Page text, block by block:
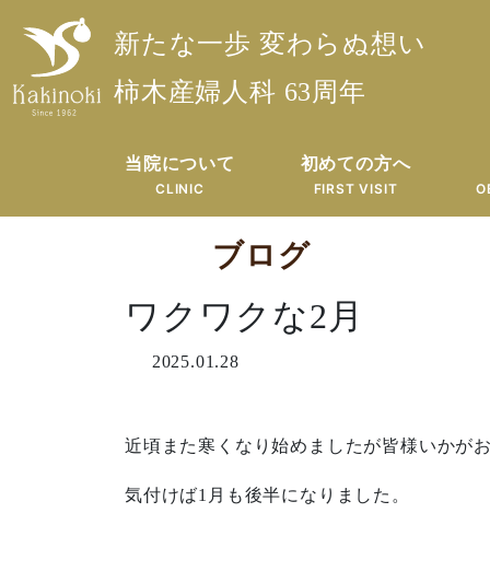
新たな一歩 変わらぬ想い
柿木産婦人科 63周年
当院について
CLINIC
初めての方へ
FIRST VISIT
ブログ
ワクワクな2月
2025.01.28
近頃また寒くなり始めましたが皆様いかが
気付けば1月も後半になりました。